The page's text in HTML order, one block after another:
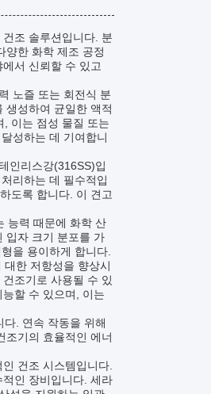
조 솔루션입니다. 분
양한 화학 제조 공정
서 신뢰할 수 있고
노즐 또는 회전식 분
생성하여 균일한 액적
, 이는 점성 물질 또는
성하는 데 기여합니
인리스강(316SS)입
리하는 데 필수적입
도록 합니다. 이 견고
능력 때문에 화학 산
입자 크기 분포를 가
을 용이하게 합니다.
한 저항성을 향상시
조기로 사용될 수 있
할 수 있으며, 이는
. 연속 작동을 위해
조기의 효율적인 에너
건조 시스템입니다.
인 장비입니다. 세라